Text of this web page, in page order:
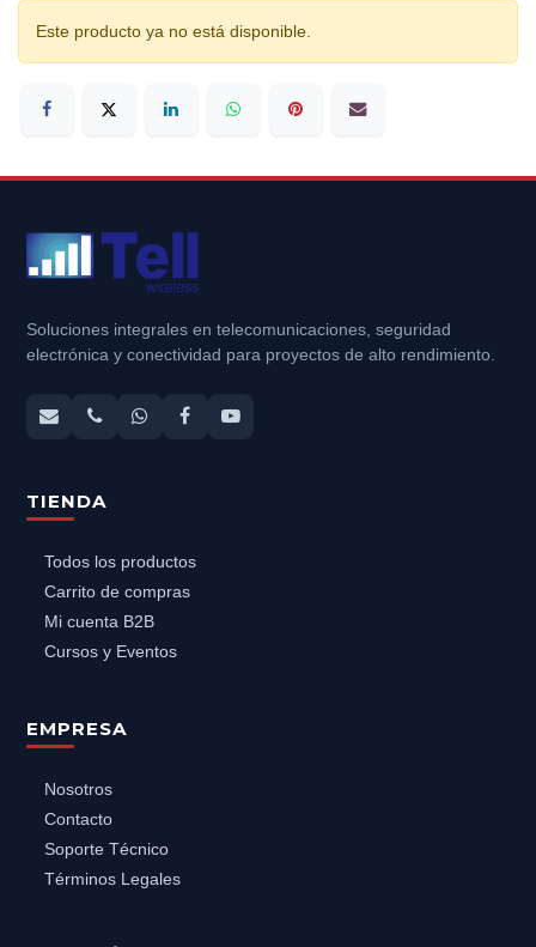
Este producto ya no está disponible.
Soluciones integrales en telecomunicaciones, seguridad
electrónica y conectividad para proyectos de alto rendimiento.
TIENDA
Todos los productos
Carrito de compras
Mi cuenta B2B
Cursos y Eventos
EMPRESA
Nosotros
Contacto
Soporte Técnico
Términos Legales